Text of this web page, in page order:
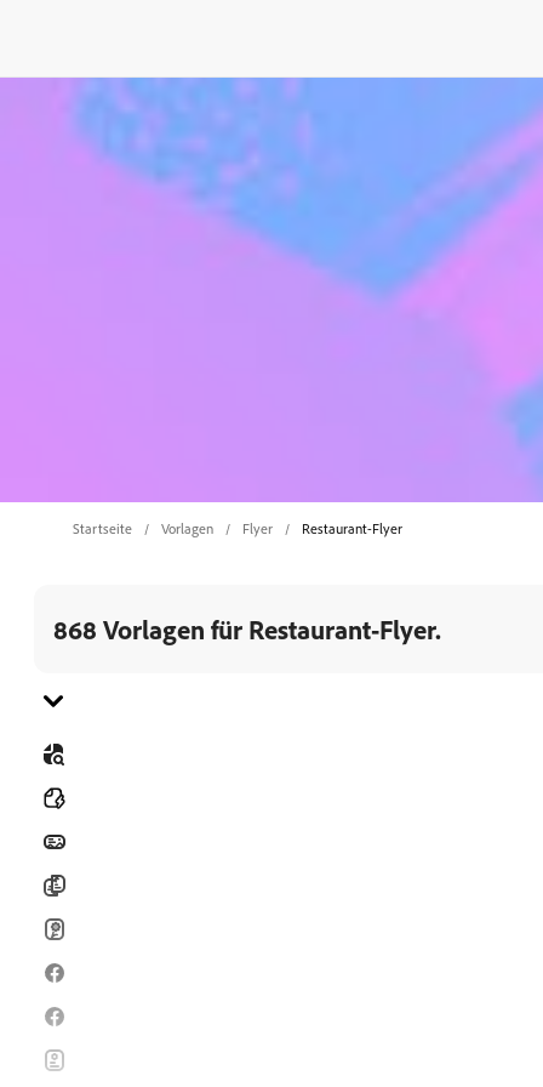
Startseite Vorlagen Flyer Restaurant-Flyer
868 Vorlagen für Restaurant-Flyer.